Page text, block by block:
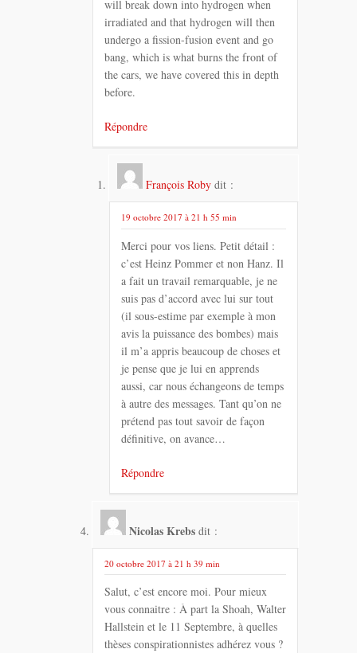
will break down into hydrogen when
irradiated and that hydrogen will then
undergo a fission-fusion event and go
bang, which is what burns the front of
the cars, we have covered this in depth
before.
Répondre
François Roby dit :
19 octobre 2017 à 21 h 55 min
Merci pour vos liens. Petit détail :
c’est Heinz Pommer et non Hanz. Il
a fait un travail remarquable, je ne
suis pas d’accord avec lui sur tout
(il sous-estime par exemple à mon
avis la puissance des bombes) mais
il m’a appris beaucoup de choses et
je pense que je lui en apprends
aussi, car nous échangeons de temps
à autre des messages. Tant qu’on ne
prétend pas tout savoir de façon
définitive, on avance…
Répondre
Nicolas Krebs dit :
20 octobre 2017 à 21 h 39 min
Salut, c’est encore moi. Pour mieux
vous connaitre : À part la Shoah, Walter
Hallstein et le 11 Septembre, à quelles
thèses conspirationnistes adhérez vous ?